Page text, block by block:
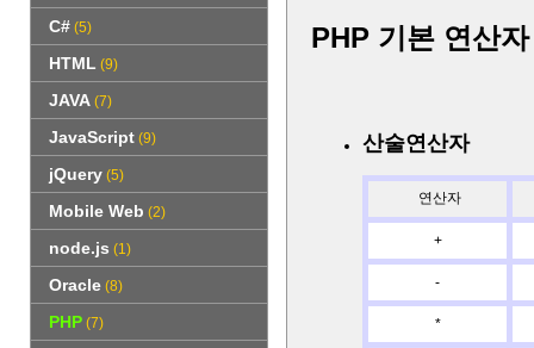
C# (5)
HTML (9)
JAVA (7)
JavaScript (9)
jQuery (5)
Mobile Web (2)
node.js (1)
Oracle (8)
PHP (7)
PHP 기본 연산자
산술연산자
연산자
+
-
*